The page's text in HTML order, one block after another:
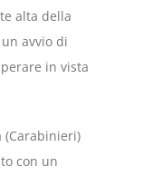
alta della
avvio di
in vista
(Carabinieri)
con un